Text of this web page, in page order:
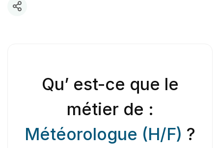
Qu’ est-ce que le
métier de :
Météorologue (H/F) ?